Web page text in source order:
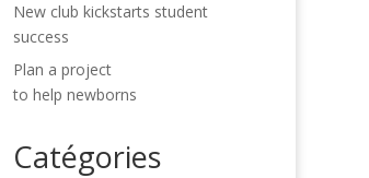
New club kickstarts student
success
Plan a project
to help newborns
Catégories